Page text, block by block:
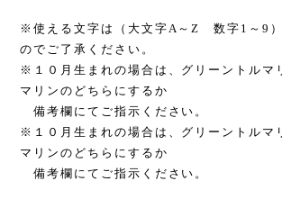
※使える文字は（大文字A～Z 数字1～9）
のでご了承ください。
※１０月生まれの場合は、グリーントルマ
マリンのどちらにするか
備考欄にてご指示ください。
※１０月生まれの場合は、グリーントルマ
マリンのどちらにするか
備考欄にてご指示ください。